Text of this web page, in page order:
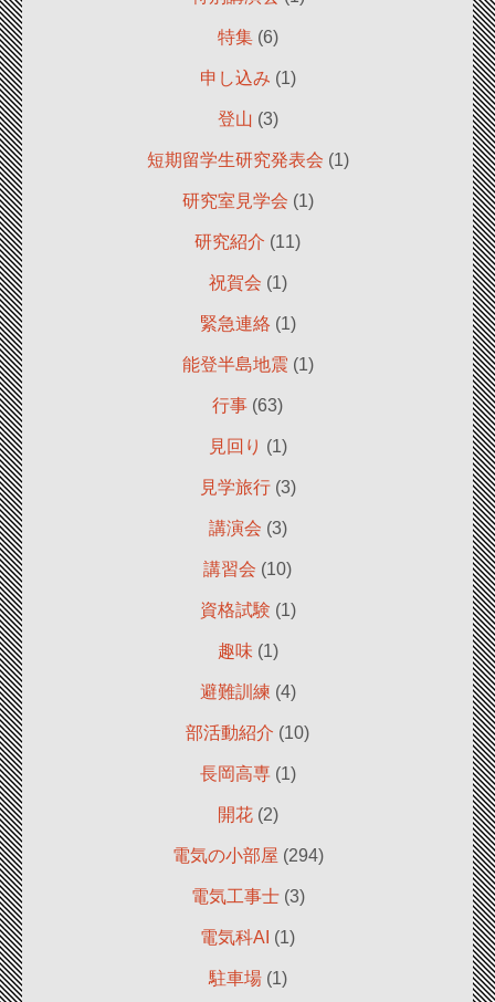
特集(6)
申し込み (1)
登山 (3)
短期留学生研究発表会 (1)
研究室見学会 (1)
研究紹介 (11)
祝賀会 (1)
緊急連絡 (1)
能登半島地震 (1)
行事 (63)
見回り (1)
見学旅行(3)
講演会 (3)
講習会 (10)
資格試験 (1)
趣味 (1)
避難訓練 (4)
部活動紹介 (10)
長岡高専(1)
開花(2)
電気の小部屋 (294)
電気工事士(3)
電気科AI (1)
駐車場(1)